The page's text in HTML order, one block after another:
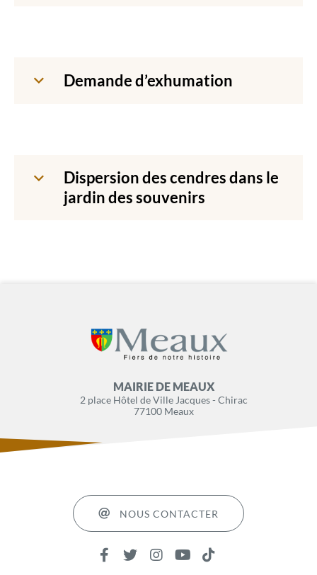
Demande d’exhumation
Dispersion des cendres dans le
jardin des souvenirs
MAIRIE DE MEAUX
2 place Hôtel de Ville Jacques - Chirac
77100 Meaux
NOUS CONTACTER